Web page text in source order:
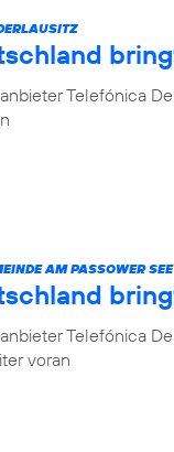
Telefónica
AM PASSOWER SEE
Telefónica
voran